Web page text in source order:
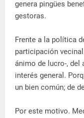
genera pingües
gestoras.
Frente a la política
participación
ánimo de lucro-, del
interés general.
un bien común; de
Por este motivo.